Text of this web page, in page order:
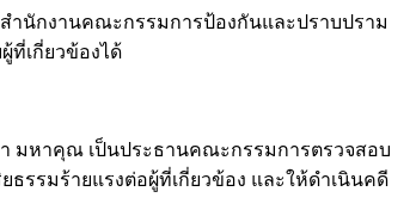
ำนักงานคณะกรรมการป้องกันและปราบปราม
ที่เกี่ยวข้องได้
มหาคุณ เป็นประธานคณะกรรมการตรวจสอบ
รรมร้ายแรงต่อผู้ที่เกี่ยวข้อง และให้ดำเนินคดี